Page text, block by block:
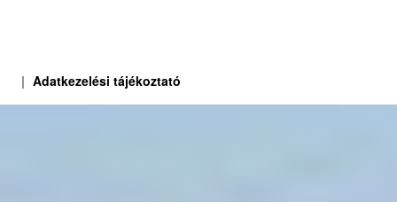
Adatkezelési tájékoztató